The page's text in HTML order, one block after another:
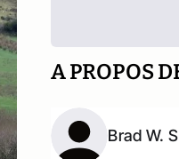
A PROPOS
Brad W.